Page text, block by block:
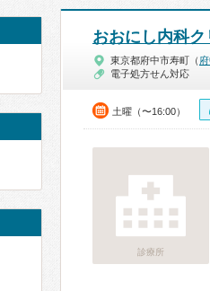
おおにし内科ク
東京都府中市寿町（
電子処方せん対応
土曜（〜16:00）
診療所